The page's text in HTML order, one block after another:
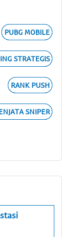
PUBG MOBILE
STRATEGIS
RANK PUSH
SNIPER